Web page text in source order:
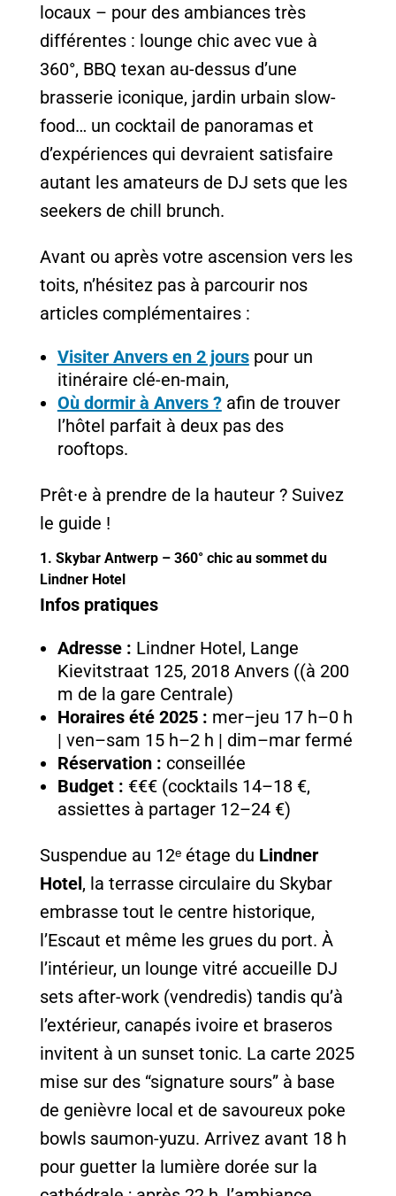
locaux – pour des ambiances très
différentes : lounge chic avec vue à
360°, BBQ texan au-dessus d’une
brasserie iconique, jardin urbain slow-
food… un cocktail de panoramas et
d’expériences qui devraient satisfaire
autant les amateurs de DJ sets que les
seekers de chill brunch.
Avant ou après votre ascension vers les
toits, n’hésitez pas à parcourir nos
articles complémentaires :
Visiter Anvers en 2 jourspour un
itinéraire clé-en-main,
Où dormir à Anvers ?afin de trouver
l’hôtel parfait à deux pas des
rooftops.
Prêt·e à prendre de la hauteur ? Suivez
le guide !
1. Skybar Antwerp – 360° chic au sommet du
Lindner Hotel
Infos pratiques
Adresse : Lindner Hotel, Lange
Kievitstraat 125, 2018 Anvers ((à 200
m de la gare Centrale)
Horaires été 2025 : mer–jeu 17 h–0 h
| ven–sam 15 h–2 h | dim–mar fermé
Réservation : conseillée
Budget : €€€ (cocktails 14–18 €,
assiettes à partager 12–24 €)
Suspendue au 12ᵉ étage du Lindner
Hotel, la terrasse circulaire du Skybar
embrasse tout le centre historique,
l’Escaut et même les grues du port. À
l’intérieur, un lounge vitré accueille DJ
sets after-work (vendredis) tandis qu’à
l’extérieur, canapés ivoire et braseros
invitent à un sunset tonic. La carte 2025
mise sur des “signature sours” à base
de genièvre local et de savoureux poke
bowls saumon-yuzu. Arrivez avant 18 h
pour guetter la lumière dorée sur la